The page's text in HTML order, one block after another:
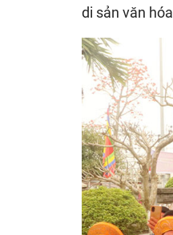
di sản văn